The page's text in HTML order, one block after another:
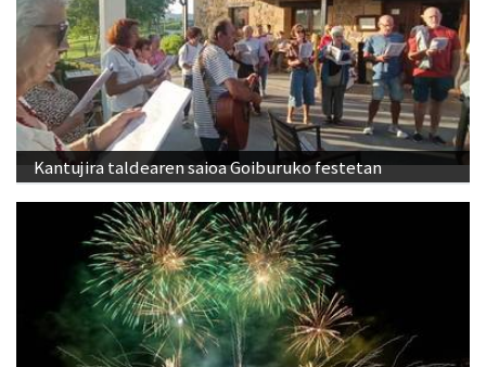
Kantujira taldearen saioa Goiburuko festetan